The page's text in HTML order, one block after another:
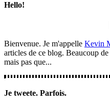
Hello!
Bienvenue. Je m'appelle Kevin
articles de ce blog. Beaucoup
mais pas que...
Je tweete. Parfois.